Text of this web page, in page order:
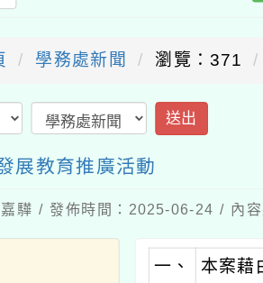
學務處新聞 瀏覽：371
送出
展教育推廣活動
驊 / 發佈時間：2025-06-24 / 內容
一、 本案藉